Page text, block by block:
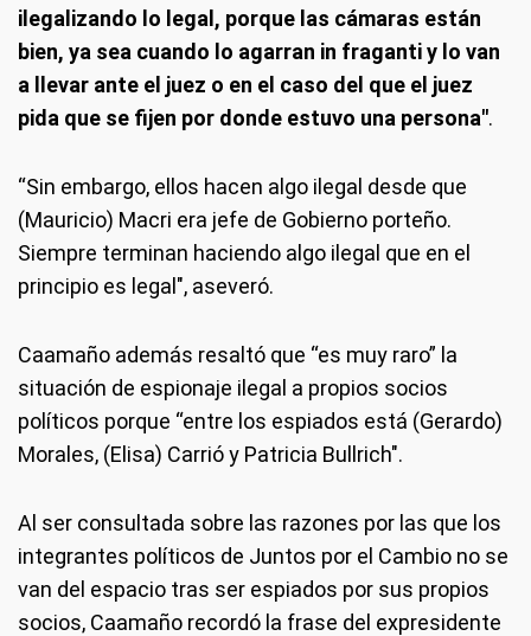
ilegalizando lo legal, porque las cámaras están
bien, ya sea cuando lo agarran in fraganti y lo van
a llevar ante el juez o en el caso del que el juez
pida que se fijen por donde estuvo una persona".
“Sin embargo, ellos hacen algo ilegal desde que
(Mauricio) Macri era jefe de Gobierno porteño.
Siempre terminan haciendo algo ilegal que en el
principio es legal", aseveró.
Caamaño además resaltó que “es muy raro” la
situación de espionaje ilegal a propios socios
políticos porque “entre los espiados está (Gerardo)
Morales, (Elisa) Carrió y Patricia Bullrich".
Al ser consultada sobre las razones por las que los
integrantes políticos de Juntos por el Cambio no se
van del espacio tras ser espiados por sus propios
socios, Caamaño recordó la frase del expresidente